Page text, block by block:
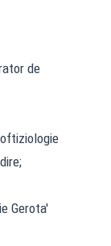
de
Gerota'